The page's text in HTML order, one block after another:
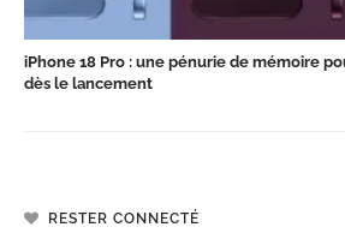
iPhone 18 Pro : une pénurie de mémoire
dès le lancement
RESTER CONNECTÉ